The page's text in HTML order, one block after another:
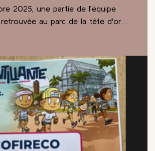
2025, une partie de l’équipe
retrouvée au parc de la tête d'or
majeur dans la lutte contre le
!